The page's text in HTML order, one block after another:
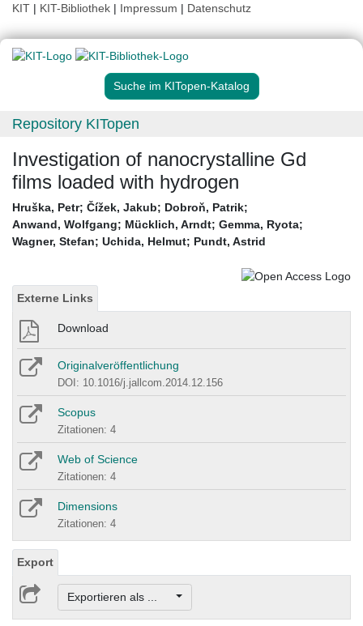
KIT | KIT-Bibliothek | Impressum | Datenschutz
Suche im KITopen-Katalog
Repository KITopen
Investigation of nanocrystalline Gd
films loaded with hydrogen
Hruška, Petr; Čížek, Jakub; Dobroň, Patrik;
Anwand, Wolfgang; Mücklich, Arndt; Gemma, Ryota;
Wagner, Stefan; Uchida, Helmut; Pundt, Astrid
Externe Links
Download
Originalveröffentlichung
DOI: 10.1016/j.jallcom.2014.12.156
Scopus
Zitationen: 4
Web of Science
Zitationen: 4
Dimensions
Zitationen: 4
Export
Exportieren als ...